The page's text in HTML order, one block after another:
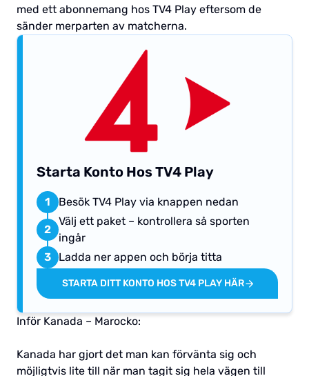
med ett abonnemang hos TV4 Play eftersom de
sänder merparten av matcherna.
Starta Konto Hos TV4 Play
1 Besök TV4 Play via knappen nedan
2
Välj ett paket – kontrollera så sporten
ingår
3
Ladda ner appen och börja titta
STARTA DITT KONTO HOS TV4 PLAY HÄR
Inför Kanada – Marocko:
Kanada har gjort det man kan förvänta sig och
möjligtvis lite till när man tagit sig hela vägen till